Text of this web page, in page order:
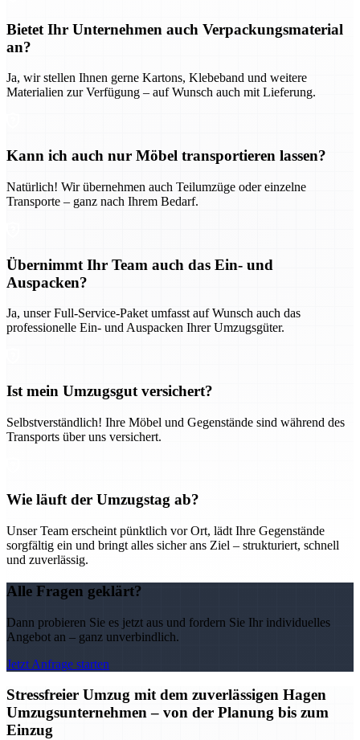
Bietet Ihr Unternehmen auch Verpackungsmaterial
an?
Ja, wir stellen Ihnen gerne Kartons, Klebeband und weitere
Materialien zur Verfügung – auf Wunsch auch mit Lieferung.
Kann ich auch nur Möbel transportieren lassen?
Natürlich! Wir übernehmen auch Teilumzüge oder einzelne
Transporte – ganz nach Ihrem Bedarf.
Übernimmt Ihr Team auch das Ein- und
Auspacken?
Ja, unser Full-Service-Paket umfasst auf Wunsch auch das
professionelle Ein- und Auspacken Ihrer Umzugsgüter.
Ist mein Umzugsgut versichert?
Selbstverständlich! Ihre Möbel und Gegenstände sind während des
Transports über uns versichert.
Wie läuft der Umzugstag ab?
Unser Team erscheint pünktlich vor Ort, lädt Ihre Gegenstände
sorgfältig ein und bringt alles sicher ans Ziel – strukturiert, schnell
und zuverlässig.
Alle Fragen geklärt?
Dann probieren Sie es jetzt aus und fordern Sie Ihr individuelles
Angebot an – ganz unverbindlich.
Jetzt Anfrage starten
Stressfreier Umzug mit dem zuverlässigen Hagen
Umzugsunternehmen – von der Planung bis zum
Einzug